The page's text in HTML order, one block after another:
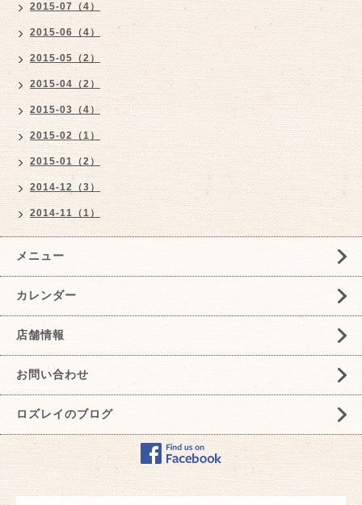
2015-07（4）
2015-06（4）
2015-05（2）
2015-04（2）
2015-03（4）
2015-02（1）
2015-01（2）
2014-12（3）
2014-11（1）
メニュー
カレンダー
店舗情報
お問い合わせ
ロズレイのブログ